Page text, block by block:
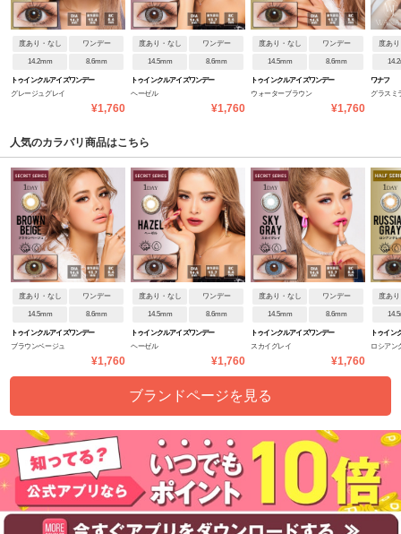
度あり・なし ワンデー
14.2mm 8.6mm
トゥインクルアイズワンデー
グレージュグレイ
¥1,760
度あり・なし ワンデー
14.5mm 8.6mm
トゥインクルアイズワンデー
ヘーゼル
¥1,760
度あり・なし ワンデー
14.5mm 8.6mm
トゥインクルアイズワンデー
ウォーターブラウン
¥1,760
度あ
ワナフ
グラスミ
人気のカラバリ商品はこちら
度あり・なし ワンデー
14.5mm 8.6mm
トゥインクルアイズワンデー
ブラウンベージュ
¥1,760
度あり・なし ワンデー
14.5mm 8.6mm
トゥインクルアイズワンデー
ヘーゼル
¥1,760
度あり・なし ワンデー
14.5mm 8.6mm
トゥインクルアイズワンデー
スカイグレイ
¥1,760
度あ
トゥイン
ロシアン
ブランドページを見る